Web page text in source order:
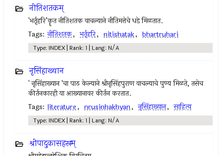
नीतिशतकम्
'भर्तृहरि’कॄत नीतिशतक वाचल्याने नीतिमत्तेचे धडे मिळतात.
Tags: नीतिशतक, भर्तृहरि, nitishatak, bhartruhari
Type: INDEX | Rank: 1 | Lang: N/A
नृसिंहाख्यान
' नृसिंहाख्यान 'चा पाठ केल्याने श्रीनृसिंहपुराण वाचल्याचे पुण्य मिळते, तसेच
कीर्तनकारही या आख्यानावर कीर्तन करतात.
Tags: literature, nrusinhakhyan, नृसिंहाख्यान, साहित्य
Type: INDEX | Rank: 1 | Lang: N/A
श्रीपादुकासहस्रम्